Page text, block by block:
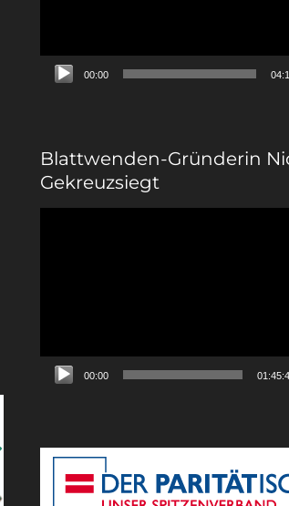
00:00
Blattwenden-Gründerin
Gekreuzsiegt
00:00